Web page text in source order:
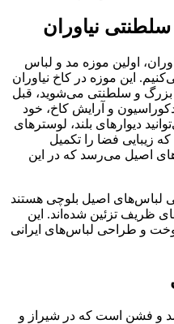
نیاوران
اولین موزه مد و لباس
این موزه در کاخ نیاوران
بزرگ و سلطنتی می‌شوید، قبل
و آرایش کاخ، خود
دیوارهای بلند، لوسترهای
که زیبایی فضا را تکمیل
اصیل می‌رسد که در این
لباس‌های اصیل بلوچی هستند
ظریف تزئین شده‌اند. این
و طراحی لباس‌های ایرانی
و فشن است که در شیراز و